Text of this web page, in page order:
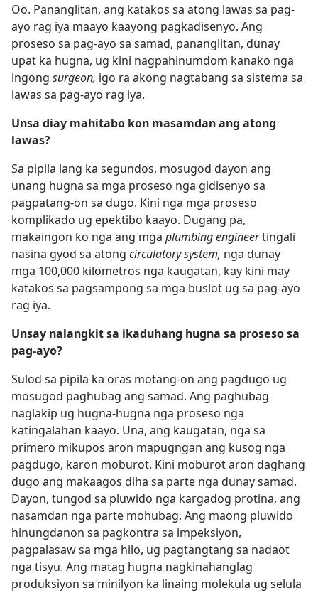
Oo. Pananglitan, ang katakos sa atong lawas sa pag-
ayo rag iya maayo kaayong pagkadisenyo. Ang
proseso sa pag-ayo sa samad, pananglitan, dunay
upat ka hugna, ug kini nagpahinumdom kanako nga
ingong surgeon, igo ra akong nagtabang sa sistema sa
lawas sa pag-ayo rag iya.
Unsa diay mahitabo kon masamdan ang atong
lawas?
Sa pipila lang ka segundos, mosugod dayon ang
unang hugna sa mga proseso nga gidisenyo sa
pagpatang-on sa dugo. Kini nga mga proseso
komplikado ug epektibo kaayo. Dugang pa,
makaingon ko nga ang mga plumbing engineertingali
nasina gyod sa atong circulatory system, nga dunay
mga 100,000 kilometros nga kaugatan, kay kini may
katakos sa pagsampong sa mga buslot ug sa pag-ayo
rag iya.
Unsay nalangkit sa ikaduhang hugna sa proseso sa
pag-ayo?
Sulod sa pipila ka oras motang-on ang pagdugo ug
mosugod paghubag ang samad. Ang paghubag
naglakip ug hugna-hugna nga proseso nga
katingalahan kaayo. Una, ang kaugatan, nga sa
primero mikupos aron mapugngan ang kusog nga
pagdugo, karon moburot. Kini moburot aron daghang
dugo ang makaagos diha sa parte nga dunay samad.
Dayon, tungod sa pluwido nga kargadog protina, ang
nasamdan nga parte mohubag. Ang maong pluwido
hinungdanon sa pagkontra sa impeksiyon,
pagpalasaw sa mga hilo, ug pagtangtang sa nadaot
nga tisyu. Ang matag hugna nagkinahanglag
produksiyon sa minilyon ka linaing molekula ug selula